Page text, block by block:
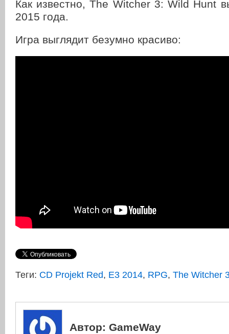
Как известно, The Witcher 3: Wild Hunt
2015 года.
Игра выглядит безумно красиво:
Теги: CD Projekt Red, E3 2014, RPG, The Witcher
Автор: GameWay